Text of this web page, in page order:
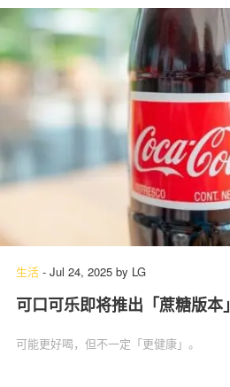
生活 - Jul 24, 2025 by LG
可口可乐即将推出「蔗糖版本」
可能更好喝，但不一定「更健康」。